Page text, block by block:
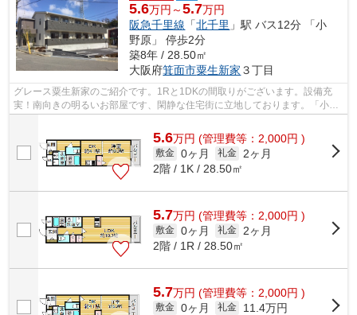
5.6万円～5.7万円
阪急千里線 「北千里 」駅 バス12分 「小
野原」 停歩2分
築8年 / 28.50㎡
大阪府箕面市粟生新家 ３丁目
グレース粟生新家のご紹介です。1Rと1DKの間取りがございます。設備充
実！南向きの明るいお部屋です、閑静な住宅街に立地しております。「小野
5.6万円 (管理費等：2,000円 )
敷金 0ヶ月 礼金
2ヶ月
2階 / 1K / 28.50㎡
5.7万円 (管理費等：2,000円 )
敷金 0ヶ月 礼金
2ヶ月
2階 / 1R / 28.50㎡
5.7万円 (管理費等：2,000円 )
敷金 0ヶ月 礼金
11.4万円